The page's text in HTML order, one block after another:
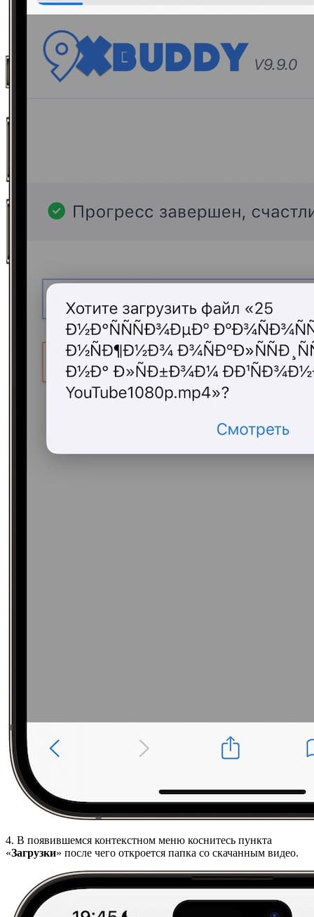
4. В появившемся контекстном меню коснитесь пункта
«Загрузки» после чего откроется папка со скачанным видео.